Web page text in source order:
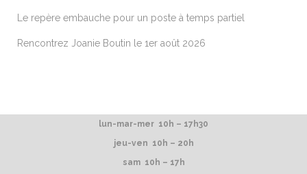
Le repère embauche pour un poste à temps partiel
Rencontrez Joanie Boutin le 1er août 2026
lun-mar-mer 10h – 17h30
jeu-ven 10h – 20h
sam 10h – 17h